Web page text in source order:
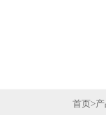
首页>